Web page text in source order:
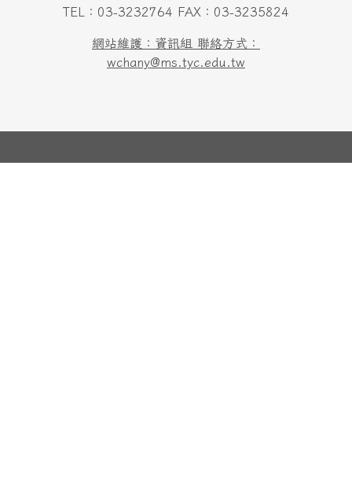
TEL：03-3232764 FAX：03-3235824
網站維護：資訊組 聯絡方式：
wchany@ms.tyc.edu.tw